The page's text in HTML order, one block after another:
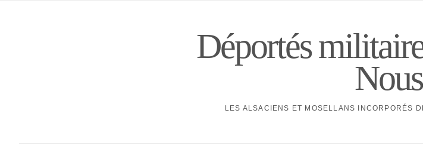
Déportés
LES ALSACIENS ET MOSELLANS INCORPORÉS